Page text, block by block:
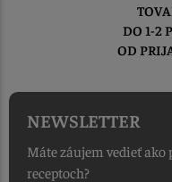
DO 1-2
OD
NEWSLETTER
Máte záujem vedieť
receptoch?